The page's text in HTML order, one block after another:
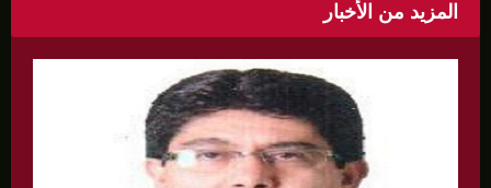
المزيد من الأخبار